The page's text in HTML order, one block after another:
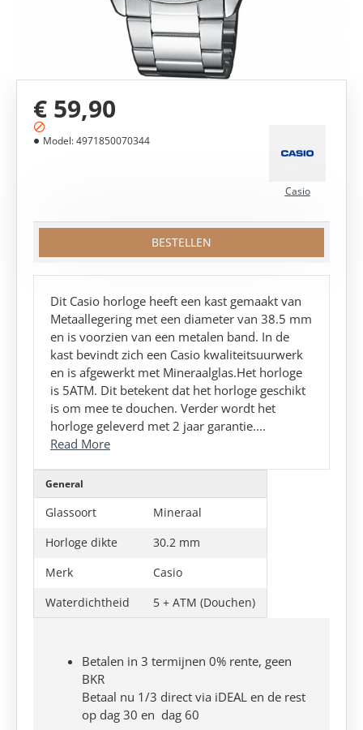
Model:4971850070344
Casio
€ 59,90
BESTELLEN
Dit Casio horloge heeft een kast gemaakt van
Metaallegering met een diameter van 38.5 mm
en is voorzien van een metalen band. In de
kast bevindt zich een Casio kwaliteitsuurwerk
en is afgewerkt met Mineraalglas.Het horloge
is 5ATM. Dit betekent dat het horloge geschikt
is om mee te douchen. Verder wordt het
horloge geleverd met 2 jaar garantie....
Read More
General
Glassoort
Mineraal
Horloge dikte
30.2 mm
Merk
Casio
Waterdichtheid
5 + ATM (Douchen)
Betalen in 3 termijnen 0% rente, geen
BKR
Betaal nu 1/3 direct via iDEAL en de rest
op dag 30 en dag 60